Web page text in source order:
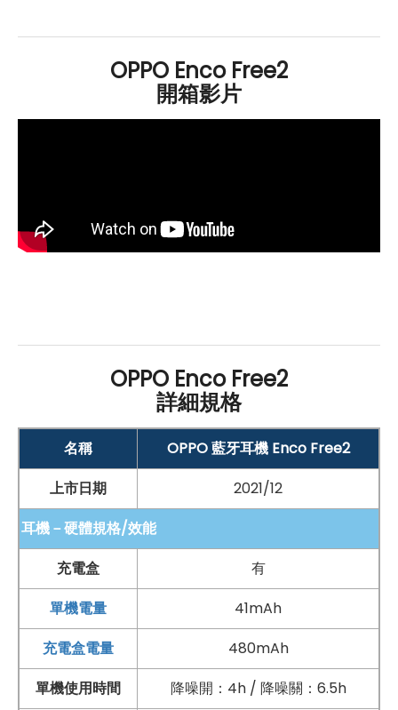
法，提供卓越的通話品質。更令人驚喜的是，它具備遠端
遙控手機拍攝功能（需配合特定手機使用）。輕鬆的雙擊
耳機，即可遙控拍攝 Vlog 或合照，滿足您的遠距攝影需
求。
10mm 動態揚聲器
頻率響應範圍 20
Hz~ 20kHz
防護與耐用性：
IP54防塵防水
方便的連接與功能：
開蓋即連功能（僅支援OPPO指定手機）
左右耳獨立運作、配戴偵測
降噪與通話功能：
個性化降噪、三麥克風通話降噪、通透模式
OPPO Enco Free2
開箱影片
OPPO Enco Free2
詳細規格
名稱
OPPO 藍牙耳機 Enco Free2
上市日期
2021/12
耳機－硬體規格/效能
充電盒
有
單機電量
41mAh
充電盒電量
480mAh
單機使用時間
降噪開：4h / 降噪關：6.5h